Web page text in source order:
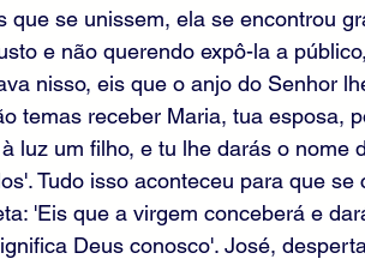
que se unissem, ela se encontrou
e não querendo expô-la a
nisso, eis que o anjo do Senhor
temas receber Maria, tua esposa,
luz um filho, e tu lhe darás o nome
Tudo isso aconteceu para que
'Eis que a virgem conceberá e
Deus conosco'. José,